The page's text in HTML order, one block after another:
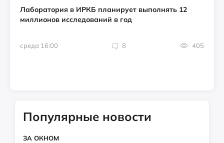
Лаборатория в ИРКБ планирует выполнять 12
миллионов исследований в год
среда 16:00 8 405
Популярные новости
ЗА ОКНОМ